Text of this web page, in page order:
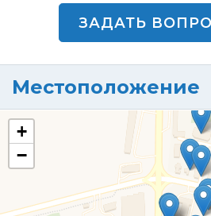
ЗАДАТЬ
Местоположение
+
−